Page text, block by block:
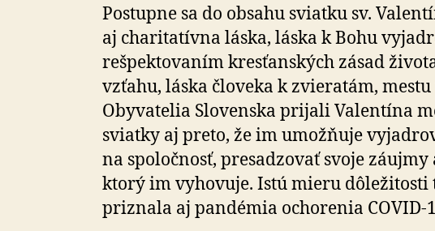
Postupne sa do obsahu sviatku sv.
aj charitatívna láska, láska k Bohu
rešpektovaním kresťanských zásad
vzťahu, láska človeka k zvieratám,
Obyvatelia Slovenska prijali Valentína
sviatky aj preto, že im umožňuje
na spoločnosť, presadzovať svoje záujmy
ktorý im vyhovuje. Istú mieru dôležitosti
priznala aj pandémia ochorenia COVID-